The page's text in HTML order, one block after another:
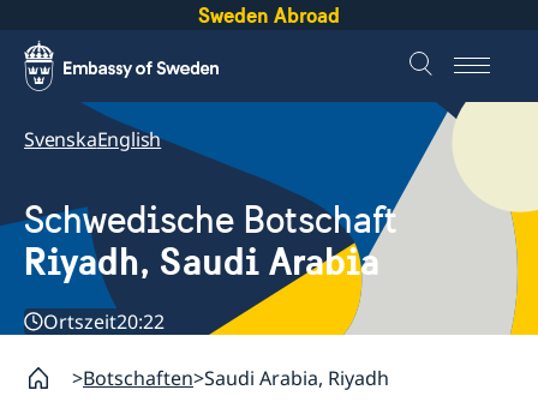
Sweden Abroad
SvenskaEnglish
Schwedische Botschaft
Riyadh, Saudi Arabia
Ortszeit20:22
Botschaften Saudi Arabia, Riyadh